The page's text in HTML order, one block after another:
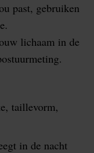
past, gebruiken
lichaam in de
taillevorm,
in de nacht